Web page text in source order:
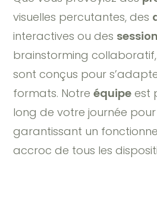
visuelles percutantes, des
interactives ou des
brainstorming
sont conçus pour
formats. Notreéquipe est
long de votre journée
garantissant un
accroc de tous les